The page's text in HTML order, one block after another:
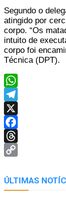
Segundo o
atingido por
corpo. “Os
intuito de
corpo foi
Técnica (DPT).
WhatsApp
Telegram
X
Facebook
Threads
Link
ÚLTIMAS